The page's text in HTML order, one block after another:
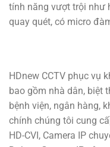
tính năng vượt trội như
quay quét, có micro
HDnew CCTV phục vụ
bao gồm nhà dân, biệt
bệnh viện, ngân hàng,
chính chúng tôi cung
HD-CVI, Camera IP